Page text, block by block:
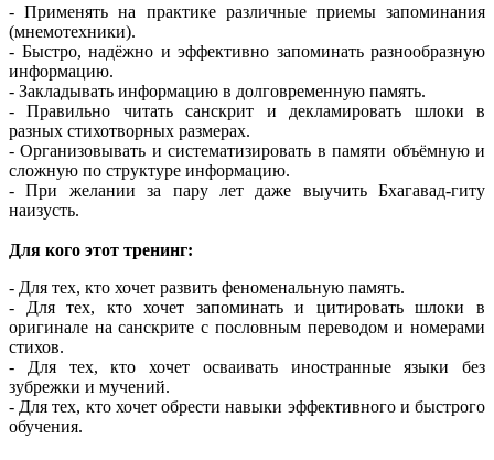
- Применять на практике различные приемы запоминания
(мнемотехники).
- Быстро, надёжно и эффективно запоминать разнообразную
информацию.
- Закладывать информацию в долговременную память.
- Правильно читать санскрит и декламировать шлоки в
разных стихотворных размерах.
- Организовывать и систематизировать в памяти объёмную и
сложную по структуре информацию.
- При желании за пару лет даже выучить Бхагавад-гиту
наизусть.
Для кого этот тренинг:
- Для тех, кто хочет развить феноменальную память.
- Для тех, кто хочет запоминать и цитировать шлоки в
оригинале на санскрите с пословным переводом и номерами
стихов.
- Для тех, кто хочет осваивать иностранные языки без
зубрежки и мучений.
- Для тех, кто хочет обрести навыки эффективного и быстрого
обучения.